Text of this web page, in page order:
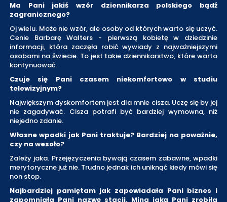
Ma Pani jakiś wzór dziennikarza polskiego bądź
zagranicznego?
Oj wielu. Może nie wzór, ale osoby od których warto się uczyć.
Cenie Barbarę Walters - pierwszą kobietę w dziedzinie
informacji, która zaczęła robić wywiady z najważniejszymi
osobami na świecie. To jest takie dziennikarstwo, które warto
kontynuować.
Czuje się Pani czasem niekomfortowo w studiu
telewizyjnym?
Największym dyskomfortem jest dla mnie cisza. Uczę się by jej
nie zagadywać. Cisza potrafi być bardziej wymowna, niż
niejedno zdanie.
Własne wpadki jak Pani traktuje? Bardziej na poważnie,
czy na wesoło?
Zależy jaka. Przejęzyczenia bywają czasem zabawne, wpadki
merytoryczne już nie. Trudno jednak ich uniknąć kiedy mówi się
non stop.
Najbardziej pamiętam jak zapowiadała Pani biznes i
zapomniała Pani nazwę stacji. Mina jaką Pani zrobiła